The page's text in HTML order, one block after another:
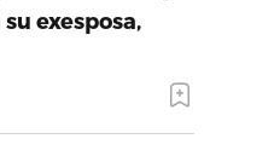
exesposa,